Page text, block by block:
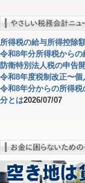
ブラジルの壁
所得税の給与所得控除
令和8年分所得税から
防衛特別法人税の申告
令和8年度税制改正〜
令和8年分からの所得
分とは2026/07/07